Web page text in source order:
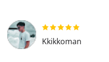
Kkikkoman